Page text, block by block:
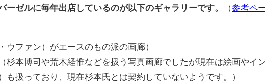
ーゼルに毎年出店しているのが以下のギャラリーです。 （参考ペ
ウファン）がエースのもの派の画廊）
（杉本博司や荒木経惟などを扱う写真画廊でしたが現在は絵画やイ
も扱っており、現在杉本氏とは契約していないようです。）